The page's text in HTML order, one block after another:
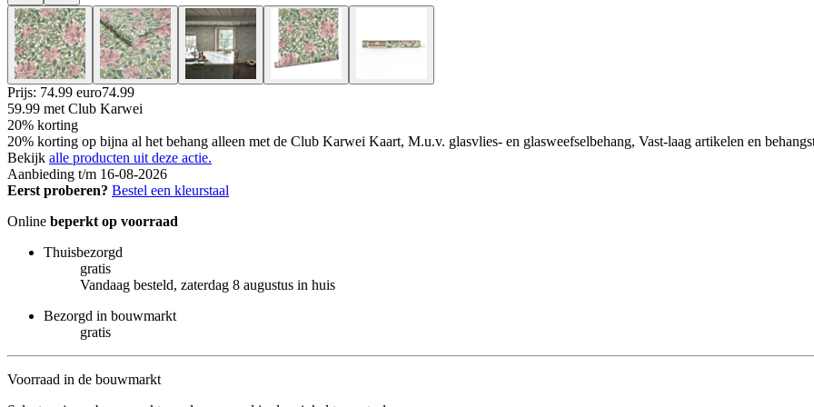
Prijs: 74.99 euro74.99
59.99 met Club Karwei
20% korting
20% korting op bijna al het behang alleen met de Club Karwei Kaart, M.u.v. glasvlies- en glasweefselbehang, Vast-laag artikelen en
Bekijk alle producten uit deze actie.
Aanbieding t/m 16-08-2026
Eerst proberen? Bestel een kleurstaal
Online beperkt op voorraad
Thuisbezorgd
gratis
Vandaag besteld, zaterdag 8 augustus in huis
Bezorgd in bouwmarkt
gratis
Voorraad in de bouwmarkt